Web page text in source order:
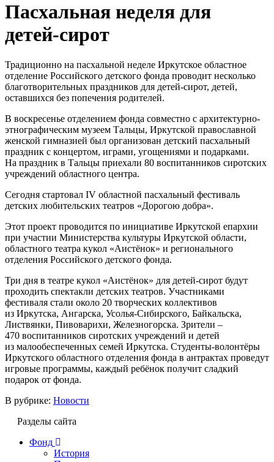
Пасхальная неделя для
детей-сирот
Традиционно на пасхальной неделе Иркутское областное
отделение Российского детского фонда проводит несколько
благотворительных праздников для детей-сирот, детей,
оставшихся без попечения родителей.
В воскресенье отделением фонда совместно с архитектурно-
этнографическим музеем Тальцы, Иркутской православной
женской гимназией был организован детский пасхальный
праздник с концертом, играми, угощениями и подарками.
На праздник в Тальцы приехали 80 воспитанников сиротских
учреждений областного центра.
Сегодня стартовал IV областной пасхальный фестиваль
детских любительских театров «Дорогою добра».
Этот проект проводится по инициативе Иркутской епархии
при участии Министерства культуры Иркутской области,
областного театра кукол «Аистёнок» и регионального
отделения Российского детского фонда.
Три дня в театре кукол «Аистёнок» для детей-сирот будут
проходить спектакли детских театров. Участниками
фестиваля стали около 20 творческих коллективов
из Иркутска, Ангарска, Усолья-Сибирского, Байкальска,
Листвянки, Пивоварихи, Железногорска. Зрители –
470 воспитанников сиротских учреждений и детей
из малообеспеченных семей Иркутска. Студенты-волонтёры
Иркутского областного отделения фонда в антрактах проведут
игровые программы, каждый ребёнок получит сладкий
подарок от фонда.
В рубрике: Новости
Разделы сайта
Фонд
История